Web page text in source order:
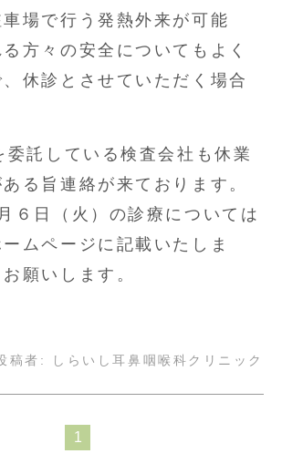
場で行う発熱外来が可能
方々の安全についてもよく
休診とさせていただく場合
委託している検査会社も休業
る旨連絡が来ております。
６日（火）の診療については
ムページに記載いたしま
願いします。
稿者: しらいし耳鼻咽喉科クリニック
1